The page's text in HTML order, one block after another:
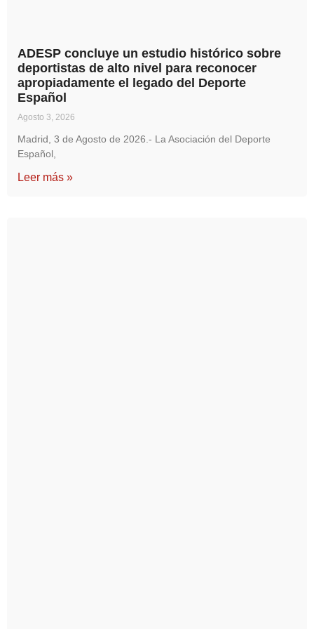
ADESP concluye un estudio histórico sobre
deportistas de alto nivel para reconocer
apropiadamente el legado del Deporte
Español
Agosto 3, 2026
Madrid, 3 de Agosto de 2026.- La Asociación del Deporte
Español,
Leer más »